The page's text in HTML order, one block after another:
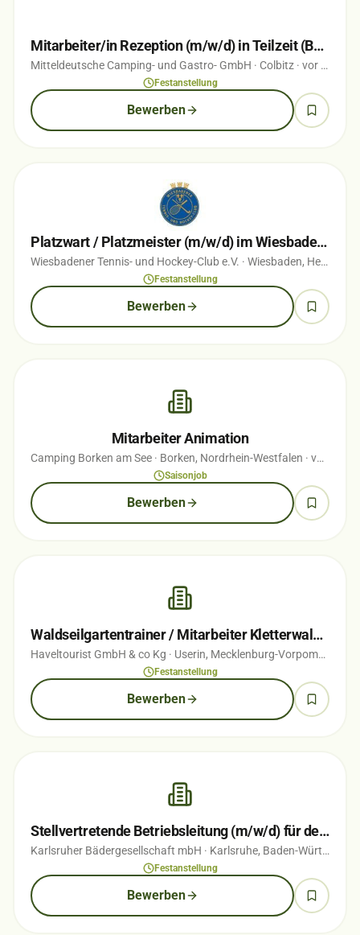
Mitarbeiter/in Rezeption (m/w/d) in Teilzeit (Bürogehilf(e/in))
Mitteldeutsche Camping- und Gastro- GmbH · Colbitz · vor 1 Wochen
Festanstellung
Bewerben
Platzwart / Platzmeister (m/w/d) im Wiesbadener Nerotal
Wiesbadener Tennis- und Hockey-Club e.V. · Wiesbaden, Hessen
Festanstellung
Bewerben
Mitarbeiter Animation
Camping Borken am See · Borken, Nordrhein-Westfalen · vor 1 Monaten
Saisonjob
Bewerben
Waldseilgartentrainer / Mitarbeiter Kletterwald (m/w/d)
Haveltourist GmbH & co Kg · Userin, Mecklenburg-Vorpommern
Festanstellung
Bewerben
Stellvertretende Betriebsleitung (m/w/d) für den Campingplatz Durlach
Karlsruher Bädergesellschaft mbH · Karlsruhe, Baden-Württemberg
Festanstellung
Bewerben